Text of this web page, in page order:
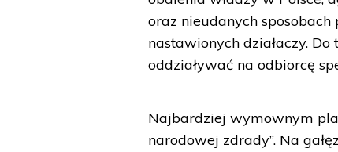
oraz nieudanych
nastawionych działaczy.
oddziaływać na odbiorcę
Najbardziej wymownym
narodowej zdrady”. Na